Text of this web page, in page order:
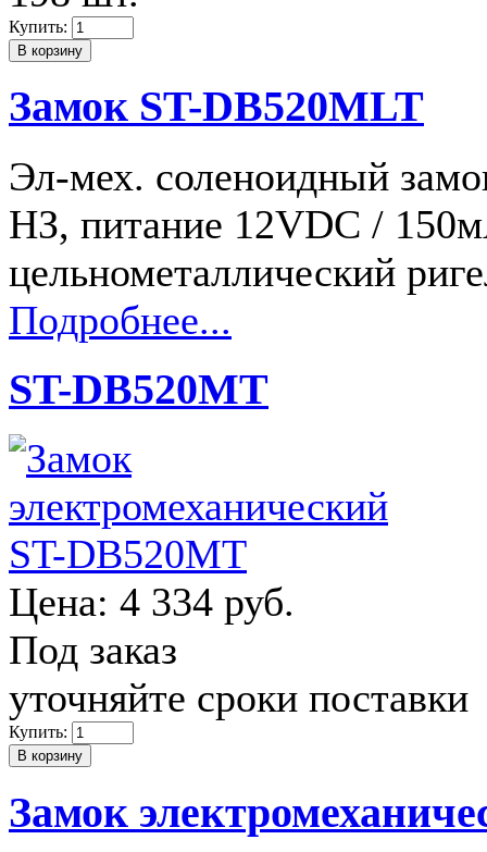
Купить:
Замок ST-DB520MLT
Эл-мех. соленоидный
НЗ, питание 12VDC /
цельнометаллический
Подробнее...
ST-DB520MT
Цена: 4 334 руб.
Под заказ
уточняйте сроки поставки
Купить:
Замок